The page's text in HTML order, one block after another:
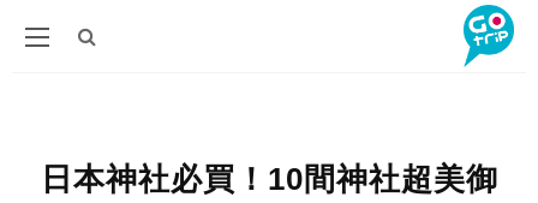
日本神社必買！10間神社超美御